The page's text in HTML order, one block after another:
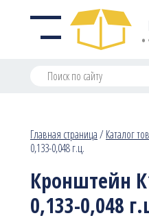
Главная страница/Каталог
0,133-0,048 г.ц.
Кронштейн
0,133-0,048